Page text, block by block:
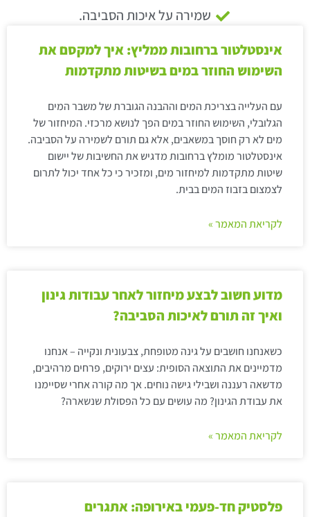
שמירה על איכות הסביבה.
אינסטלטור ברחובות ממליץ: איך למקסם את
השימוש החוזר במים בשיטות מתקדמות
עם העלייה בצריכת המים וההבנה הגוברת של משבר המים
הגלובלי, השימוש החוזר במים הפך לנושא מרכזי. המיחזור של
מים לא רק חוסך במשאבים, אלא גם תורם לשמירה על הסביבה.
אינסטלטור מומלץ ברחובות מדגיש את החשיבות של יישום
שיטות מתקדמות למיחזור מים, ומזכיר כי כל אחד יכול לתרום
לצמצום בזבוז המים בבית.
לקריאת המאמר »
מדוע חשוב לבצע מיחזור לאחר עבודות גינון
ואיך זה תורם לאיכות הסביבה?
כשאנחנו חושבים על גינה מטופחת, צבעונית ונקייה – אנחנו
מדמיינים את התוצאה הסופית: עצים ירוקים, פרחים מרהיבים,
מדשאה רעננה ושבילי גישה נוחים. אך מה קורה אחרי שסיימנו
את עבודת הגינון? מה עושים עם כל הפסולת שנשארה?
לקריאת המאמר »
פלסטיק חד-פעמי באירופה: אתגרים